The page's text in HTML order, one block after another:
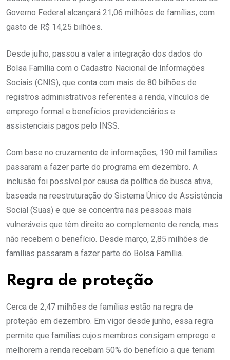
Governo Federal alcançará 21,06 milhões de famílias, com
gasto de R$ 14,25 bilhões.
Desde julho, passou a valer a integração dos dados do
Bolsa Família com o Cadastro Nacional de Informações
Sociais (CNIS), que conta com mais de 80 bilhões de
registros administrativos referentes a renda, vínculos de
emprego formal e benefícios previdenciários e
assistenciais pagos pelo INSS.
Com base no cruzamento de informações, 190 mil famílias
passaram a fazer parte do programa em dezembro. A
inclusão foi possível por causa da política de busca ativa,
baseada na reestruturação do Sistema Único de Assistência
Social (Suas) e que se concentra nas pessoas mais
vulneráveis que têm direito ao complemento de renda, mas
não recebem o benefício. Desde março, 2,85 milhões de
famílias passaram a fazer parte do Bolsa Família.
Regra de proteção
Cerca de 2,47 milhões de famílias estão na regra de
proteção em dezembro. Em vigor desde junho, essa regra
permite que famílias cujos membros consigam emprego e
melhorem a renda recebam 50% do benefício a que teriam